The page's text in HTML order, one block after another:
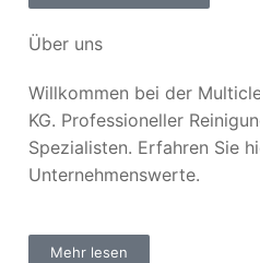
Über uns
Willkommen bei der
KG. Professioneller
Spezialisten. Erfahren Sie
Unternehmenswerte.
Mehr lesen